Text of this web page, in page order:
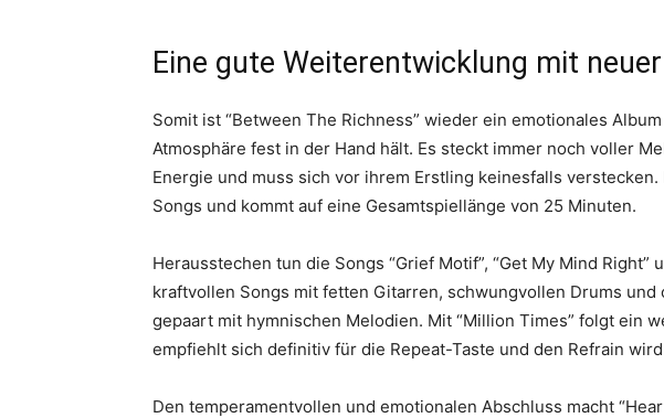
Eine gute Weiterentwicklung mit
Somit ist “Between The Richness” wieder ein emotionales
Atmosphäre fest in der Hand hält. Es steckt immer noch voller
Energie und muss sich vor ihrem Erstling keinesfalls
Songs und kommt auf eine Gesamtspiellänge von 25 Minuten.
Herausstechen tun die Songs “Grief Motif”, “Get My Mind Right”
kraftvollen Songs mit fetten Gitarren, schwungvollen Drums
gepaart mit hymnischen Melodien. Mit “Million Times” folgt ein
empfiehlt sich definitiv für die Repeat-Taste und den Refrain
Den temperamentvollen und emotionalen Abschluss macht